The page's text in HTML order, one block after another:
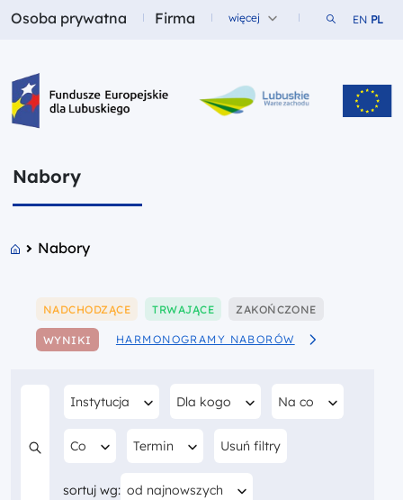
Fundusze dla
Osoba prywatna Fundusze dla
Firma więcej Szukaj w
EN PL
Fundusze Europejskie dla Lubuskiego
Nabory
Nabory
Pokaż
NADCHODZĄCE Pokaż
TRWAJĄCE Pokaż
ZAKOŃCZONE
Pokaż
WYNIKI HARMONOGRAMY NABORÓW
Filtruj według
Instytucja Filtruj według
Dla kogo Filtruj według
Na co
Filtruj według
Co Filtruj według
Termin Usuń filtry
sortuj wg: Aktualnie sortujesz według
od najnowszych